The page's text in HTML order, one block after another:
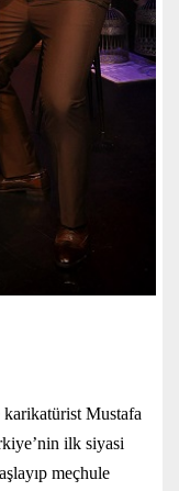
Mustafa
ilk siyasi
meçhule